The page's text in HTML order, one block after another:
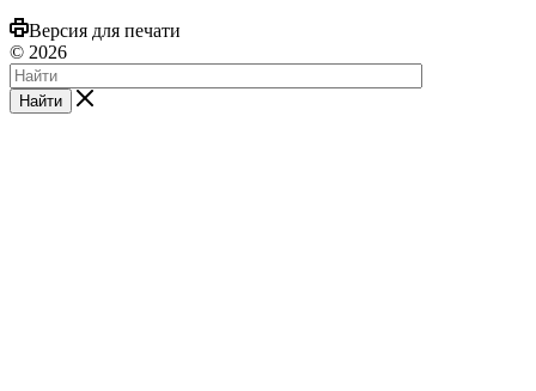
Версия для печати
© 2026
Найти